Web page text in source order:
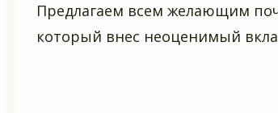
Предлагаем всем желающим
который внес неоценимый